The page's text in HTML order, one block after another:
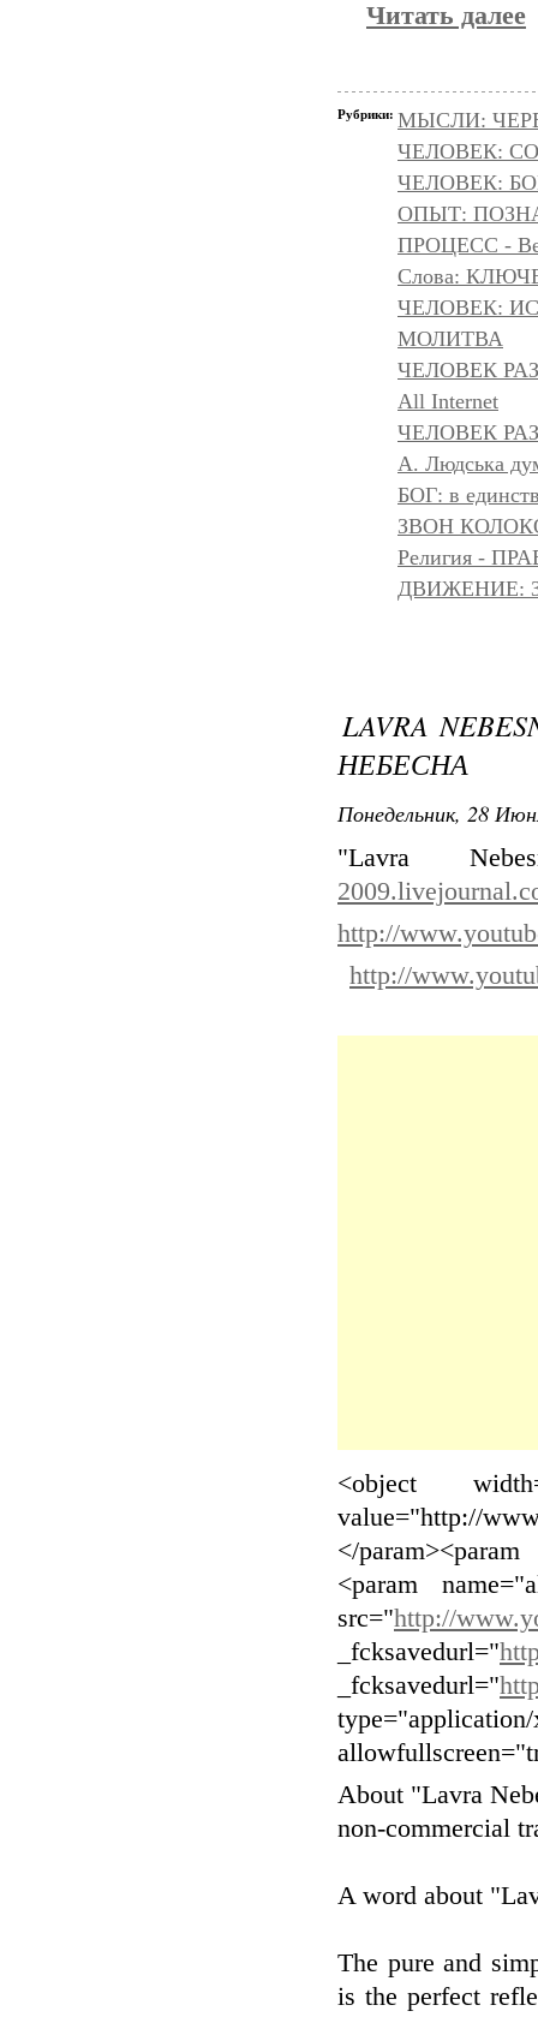
Читать далее
Рубрики: МЫСЛИ:
ЧЕЛОВЕК:
ЧЕЛОВЕК:
ОПЫТ:
ПРОЦЕСС -
Слова:
ЧЕЛОВЕК:
МОЛИТВА
ЧЕЛОВЕК
All Internet
ЧЕЛОВЕК
A. Людська
БОГ: в
ЗВОН
Религия -
ДВИЖЕНИЕ:
LAVRA
НЕБЕСНА
Понедельник, 28
"Lavra
http://
http://
<object
value="http://
</
<param
src="http://
_fcksavedurl="
_fcksavedurl="
About "Lavra
non-commercial
A word about
The pure and
is the perfect